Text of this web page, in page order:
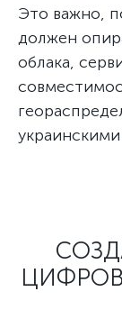
Это важно,
должен
облака,